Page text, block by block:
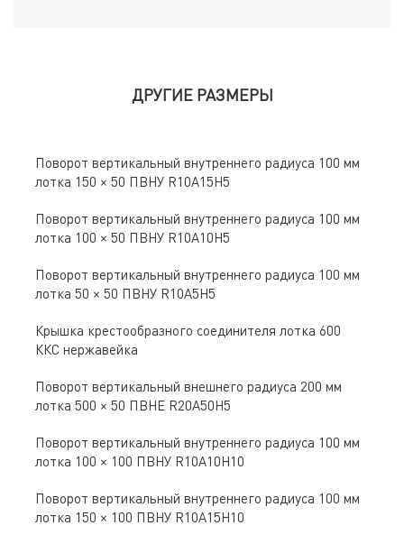
ДРУГИЕ РАЗМЕРЫ
Поворот вертикальный внутреннего радиуса 100 мм
лотка 150 × 50 ПВНУ R10A15H5
Поворот вертикальный внутреннего радиуса 100 мм
лотка 100 × 50 ПВНУ R10A10H5
Поворот вертикальный внутреннего радиуса 100 мм
лотка 50 × 50 ПВНУ R10A5H5
Крышка крестообразного соединителя лотка 600
ККС нержавейка
Поворот вертикальный внешнего радиуса 200 мм
лотка 500 × 50 ПВНЕ R20A50H5
Поворот вертикальный внутреннего радиуса 100 мм
лотка 100 × 100 ПВНУ R10A10H10
Поворот вертикальный внутреннего радиуса 100 мм
лотка 150 × 100 ПВНУ R10A15H10